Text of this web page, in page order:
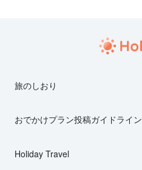
旅のしおり
おでかけプラン投稿ガイドライン
Holiday Travel